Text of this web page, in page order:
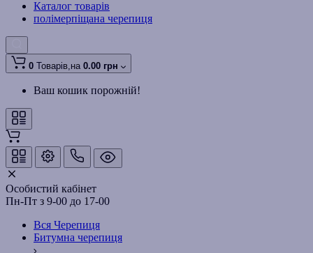
Каталог товарів
полімерпіщана черепиця
0 Товарів,на 0.00 грн
Ваш кошик порожній!
Особистий кабінет
Пн-Пт з 9-00 до 17-00
Вся Черепиця
Битумна черепиця